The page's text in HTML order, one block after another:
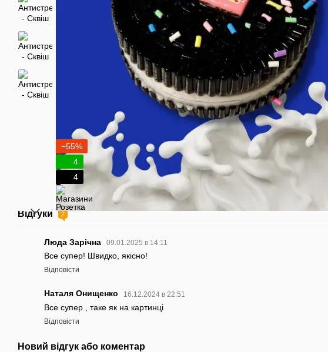
−55%
4
4
Відгуки 2
Люда Зарічна 09.01.2025 в 14:11
Все супер! Швидко, якісно!
Відповісти
Наталя Онищенко 16.12.2024 в 22:51
Все супер , таке як на картинці
Відповісти
Новий відгук або коментар